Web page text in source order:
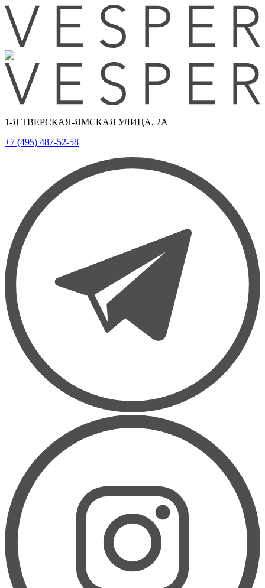
1-Я ТВЕРСКАЯ-ЯМСКАЯ УЛИЦА, 2А
+7 (495) 487-52-58